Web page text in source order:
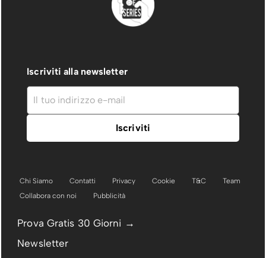
Iscriviti alla newsletter
Chi Siamo Contatti Privacy Cookie T&C
Team
Collabora con noi
Pubblicità
Prova Gratis 30 Giorni →
Newsletter